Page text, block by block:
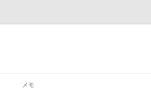
メモ